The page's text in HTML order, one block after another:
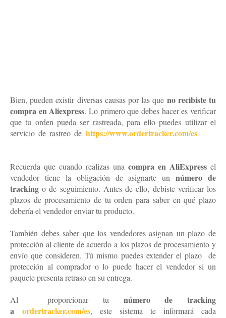
Bien, pueden existir diversas causas por las que no recibiste tu
compra en Aliexpress. Lo primero que debes hacer es verificar
que tu orden pueda ser rastreada, para ello puedes utilizar el
servicio de rastreo de https://www.ordertracker.com/es
Recuerda que cuando realizas una compra en AliExpress el
vendedor tiene la obligación de asignarte unnúmero de
tracking o de seguimiento. Antes de ello, debiste verificar los
plazos de procesamiento de tu orden para saber en qué plazo
debería el vendedor enviar tu producto.
También debes saber que los vendedores asignan un plazo de
protección al cliente de acuerdo a los plazos de procesamiento y
envío que consideren. Tú mismo puedes extender el plazo
de
protección al comprador o lo puede hacer el vendedor si un
paquete presenta retraso en su entrega.
Al proporcionar tu número de tracking
a ordertracker.com/es, este sistema te informará cada